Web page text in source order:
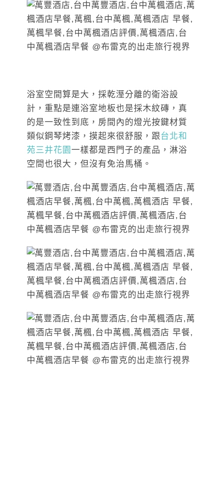
浴室空間算是大，採乾溼分離的衛浴設
計，重點是連浴室地板也是採木紋磚，真
的是一致性到底，房間內的燈光按鍵材質
類似鋼琴烤漆，摸起來很舒服，跟台北和
苑三井花園 一樣都是西門子的產品，淋浴
空間也很大，但沒有免治馬桶。